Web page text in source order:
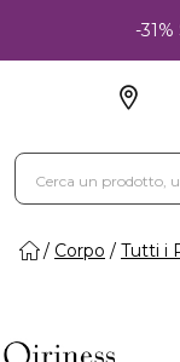
-
Corpo Tutti i